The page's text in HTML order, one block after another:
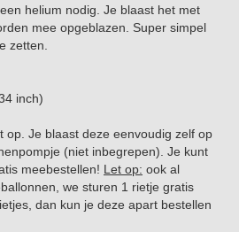
helium nodig. Je blaast het met
mee opgeblazen. Super simpel
zetten.
inch)
op. Je blaast deze eenvoudig zelf op
(niet inbegrepen). Je kunt
meebestellen! Let op: ook al
we sturen 1 rietje gratis
dan kun je deze apart bestellen